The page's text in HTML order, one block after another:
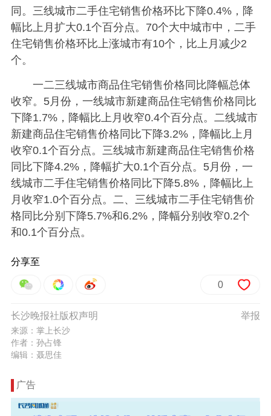
同。三线城市二手住宅销售价格环比下降0.4%，降
幅比上月扩大0.1个百分点。70个大中城市中，二手
住宅销售价格环比上涨城市有10个，比上月减少2
个。
一二三线城市商品住宅销售价格同比降幅总体
收窄。5月份，一线城市新建商品住宅销售价格同比
下降1.7%，降幅比上月收窄0.4个百分点。二线城市
新建商品住宅销售价格同比下降3.2%，降幅比上月
收窄0.1个百分点。三线城市新建商品住宅销售价格
同比下降4.2%，降幅扩大0.1个百分点。5月份，一
线城市二手住宅销售价格同比下降5.8%，降幅比上
月收窄1.0个百分点。二、三线城市二手住宅销售价
格同比分别下降5.7%和6.2%，降幅分别收窄0.2个
和0.1个百分点。
分享至
0
举报
长沙晚报社版权声明
来源：掌上长沙
作者：孙占锋
编辑：聂思佳
广告